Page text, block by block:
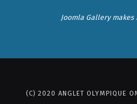
Joomla Gallerymakes
(C) 2020 ANGLET OLYMPIQUE